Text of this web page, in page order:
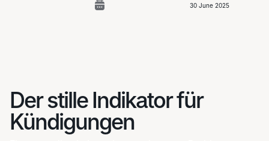
30 June 2025
Der stille Indikator für
Kündigungen